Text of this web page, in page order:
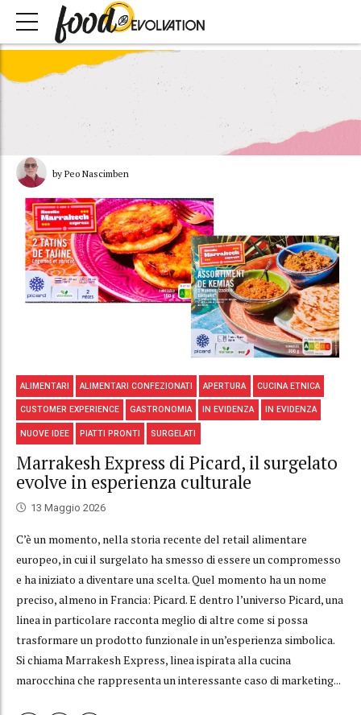
by Peo Nascimben
ALIMENTARI ALIMENTARI CONFEZIONATI APERTURA CUCINA ETNICA
CUSTOMER EXPERIENCE GASTRONOMIA IN EVIDENZA IN EVIDENZA
NUOVE IDEE PIATTI PRONTI SURGELATI
Marrakesh Express di Picard, il surgelato
evolve in esperienza culturale
13 Maggio 2026
C’è un momento, nella storia recente del retail alimentare
europeo, in cui il surgelato ha smesso di essere un compromesso
e ha iniziato a diventare una scelta. Quel momento ha un nome
preciso, almeno in Francia: Picard. E dentro l’universo Picard, una
linea in particolare racconta meglio di altre come si possa
trasformare un prodotto funzionale in un’esperienza simbolica.
Si chiama Marrakesh Express, linea ispirata alla cucina
marocchina che rappresenta un interessante caso di marketing...